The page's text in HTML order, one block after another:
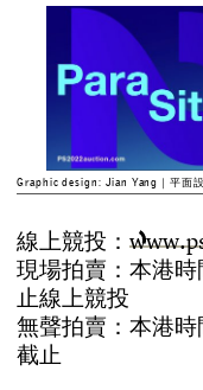
Graphic design: Jian Yang｜平面
線上競投 ： www.p
現場拍賣 ： 本港時
止線上競投
無聲拍賣 ： 本港時
截止